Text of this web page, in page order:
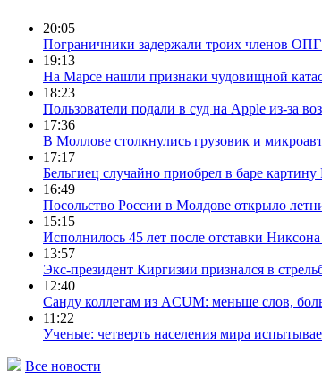
20:05
Пограничники задержали троих членов
19:13
На Марсе нашли признаки чудовищной
18:23
Пользователи подали в суд на Apple из-за
17:36
В Моллове столкнулись грузовик и
17:17
Бельгиец случайно приобрел в баре картину
16:49
Посольство России в Молдове открыло
15:15
Исполнилось 45 лет после отставки
13:57
Экс-президент Киргизии признался в
12:40
Санду коллегам из ACUM: меньше слов,
11:22
Ученые: четверть населения мира
Все новости